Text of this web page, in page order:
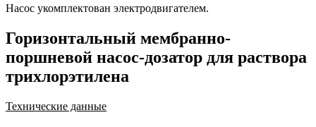
Насос укомплектован электродвигателем.
Горизонтальный мембранно-
поршневой насос-дозатор для раствора
трихлорэтилена
Технические данные